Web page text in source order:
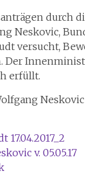
durch
Neskovic,
versucht,
Der
erfüllt.
17.04.2017_2
v. 05.05.17